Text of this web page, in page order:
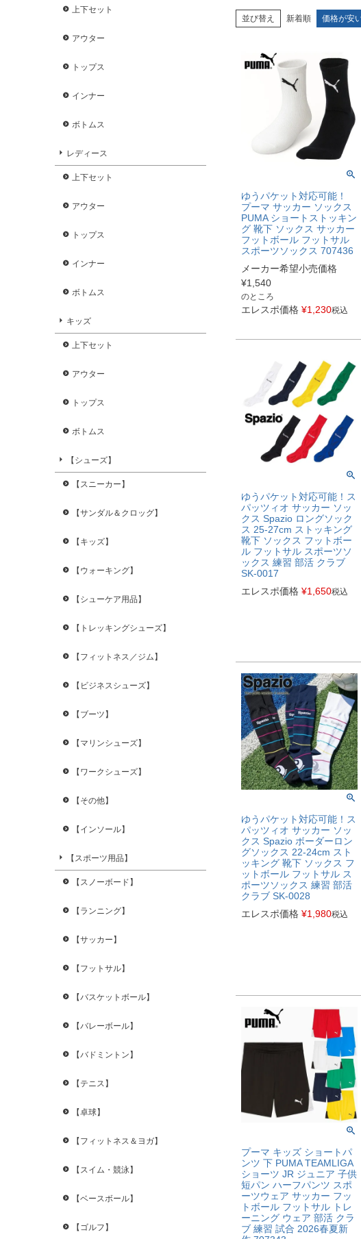
上下セット
アウター
トップス
インナー
ボトムス
レディース
上下セット
アウター
トップス
インナー
ボトムス
キッズ
上下セット
アウター
トップス
ボトムス
【シューズ】
【スニーカー】
【サンダル＆クロッグ】
【キッズ】
【ウォーキング】
【シューケア用品】
【トレッキングシューズ】
【フィットネス／ジム】
【ビジネスシューズ】
【ブーツ】
【マリンシューズ】
【ワークシューズ】
【その他】
【インソール】
【スポーツ用品】
【スノーボード】
【ランニング】
【サッカー】
【フットサル】
【バスケットボール】
【バレーボール】
【バドミントン】
【テニス】
【卓球】
【フィットネス＆ヨガ】
【スイム・競泳】
【ベースボール】
【ゴルフ】
並び替え 新着順 価格が安
ゆうパケット対応可能！
プーマ サッカー ソックス
PUMA ショートストッキン
グ 靴下 ソックス サッカー
フットボール フットサル
スポーツソックス 707436
メーカー希望小売価格
¥1,540
のところ
エレスポ価格 ¥1,230税込
ゆうパケット対応可能！ス
パッツィオ サッカー ソッ
クス Spazio ロングソック
ス 25-27cm ストッキング
靴下 ソックス フットボー
ル フットサル スポーツソ
ックス 練習 部活 クラブ
SK-0017
エレスポ価格 ¥1,650税込
ゆうパケット対応可能！ス
パッツィオ サッカー ソッ
クス Spazio ボーダーロン
グソックス 22-24cm スト
ッキング 靴下 ソックス フ
ットボール フットサル ス
ポーツソックス 練習 部活
クラブ SK-0028
エレスポ価格 ¥1,980税込
プーマ キッズ ショートパ
ンツ 下 PUMA TEAMLIGA
ショーツ JR ジュニア 子供
短パン ハーフパンツ スポ
ーツウェア サッカー フッ
トボール フットサル トレ
ーニング ウェア 部活 クラ
ブ 練習 試合 2026春夏新